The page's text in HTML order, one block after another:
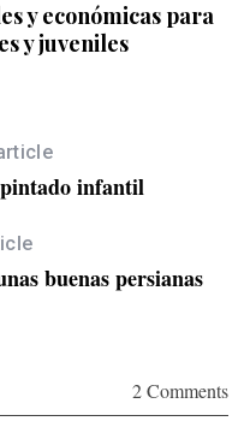
y económicas para
y juveniles
infantil
buenas persianas
2 Comments